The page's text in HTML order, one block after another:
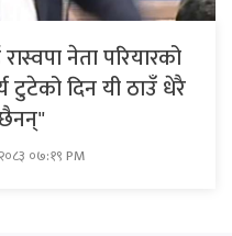
नेता परियारको
टुटेको दिन यी ठाउँ धेरै
०७:१९ PM